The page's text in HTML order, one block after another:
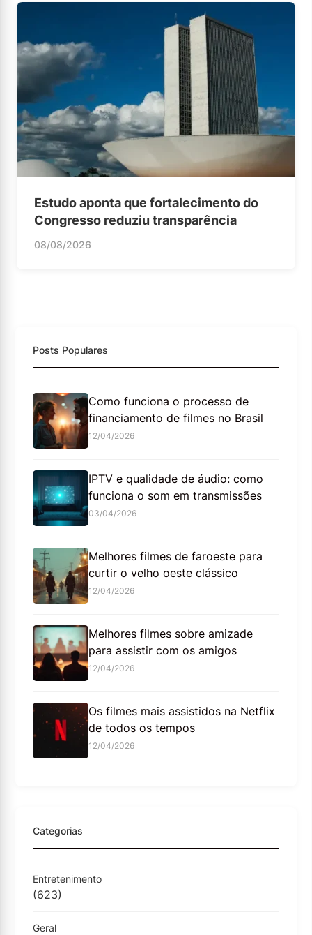
Estudo aponta que fortalecimento do
Congresso reduziu transparência
08/08/2026
Posts Populares
Como funciona o processo de
financiamento de filmes no Brasil
12/04/2026
IPTV e qualidade de áudio: como
funciona o som em transmissões
03/04/2026
Melhores filmes de faroeste para
curtir o velho oeste clássico
12/04/2026
Melhores filmes sobre amizade
para assistir com os amigos
12/04/2026
Os filmes mais assistidos na Netflix
de todos os tempos
12/04/2026
Categorias
Entretenimento
(623)
Geral